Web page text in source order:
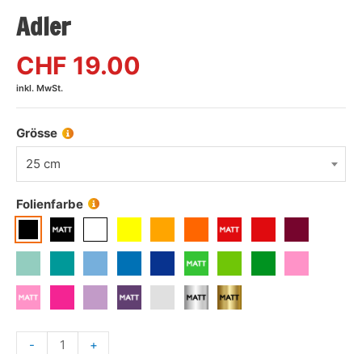
Adler
CHF 19.00
inkl. MwSt.
Grösse
25 cm
Folienfarbe
- +